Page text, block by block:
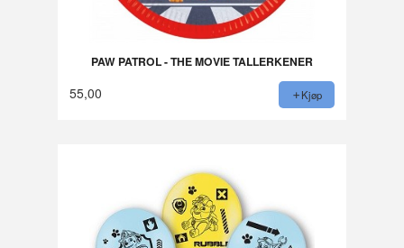
PAW PATROL - THE MOVIE TALLERKENER
55,00 Kjøp